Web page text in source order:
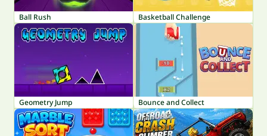
Ball Rush Basketball Challenge
Geometry Jump Bounce and Collect